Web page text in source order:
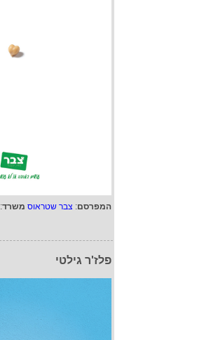
המפרסם: צבר שטראוס משרד:
פלז'ר גילטי